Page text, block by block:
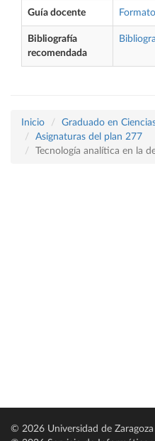
Guía docente
Bibliografía
recomendada
Inicio
Graduado en
Asignaturas del plan 277
Tecnología analítica en la
© 2026 Universidad de Zaragoza